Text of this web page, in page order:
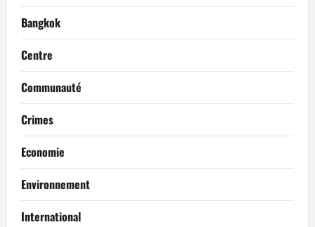
Bangkok
Centre
Communauté
Crimes
Economie
Environnement
International